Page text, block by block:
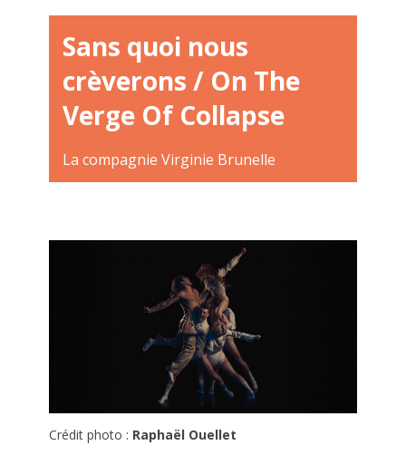
Sans quoi nous
crèverons / On The
Verge Of Collapse
La compagnie Virginie Brunelle
Crédit photo : Raphaël Ouellet